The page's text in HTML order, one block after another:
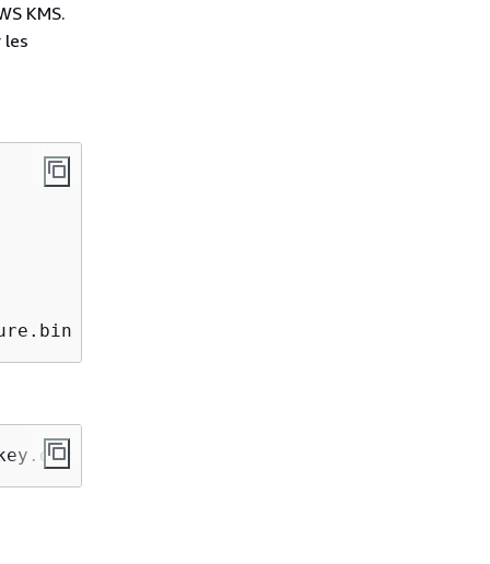
KMS.
les
-signature ExampleSignature.bin